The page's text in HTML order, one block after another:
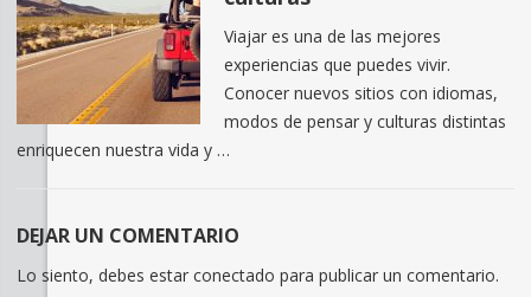
Viajar es una de las mejores
experiencias que puedes vivir.
Conocer nuevos sitios con idiomas,
modos de pensar y culturas distintas
enriquecen nuestra vida y …
DEJAR UN COMENTARIO
Lo siento, debes estar conectado para publicar un comentario.